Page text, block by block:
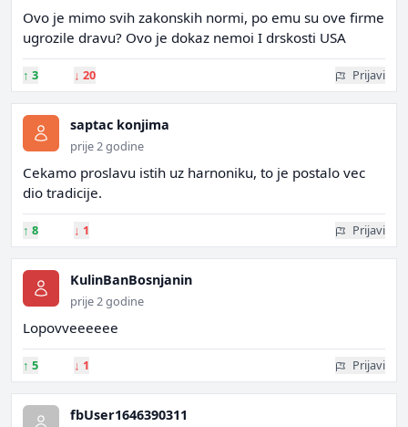
Ovo je mimo svih zakonskih normi, po emu su ove firme
ugrozile dravu? Ovo je dokaz nemoi I drskosti USA
↑ 3 ↓ 20 Prijavi
saptac konjima
prije 2 godine
Cekamo proslavu istih uz harnoniku, to je postalo vec
dio tradicije.
↑ 8 ↓ 1 Prijavi
KulinBanBosnjanin
prije 2 godine
Lopovveeeeee
↑ 5 ↓ 1 Prijavi
fbUser1646390311